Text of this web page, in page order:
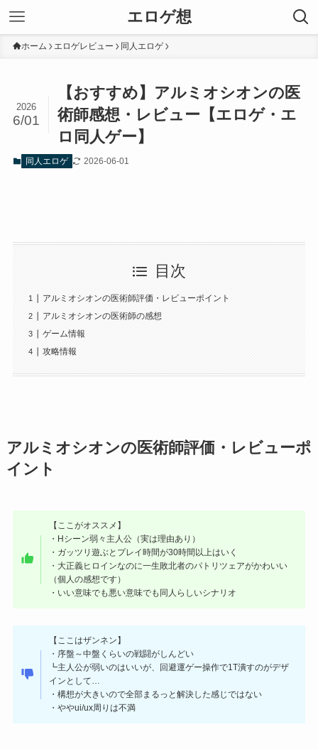
エロゲ想
ホーム エロゲレビュー 同人エロゲ
【おすすめ】アルミオシオンの医
術師感想・レビュー【エロゲ・エ
ロ同人ゲー】
2026
6/01
同人エロゲ 2026-06-01
目次
アルミオシオンの医術師評価・レビューポイント
アルミオシオンの医術師の感想
ゲーム情報
攻略情報
アルミオシオンの医術師評価・レビューポ
イント
【ここがオススメ】
・Hシーン弱々主人公（実は理由あり）
・ガッツリ遊ぶとプレイ時間が30時間以上はいく
・大正義ヒロインなのに一生敗北者のパトリツェアがかわいい
（個人の感想です）
・いい意味でも悪い意味でも同人らしいシナリオ
【ここはザンネン】
・序盤～中盤くらいの戦闘がしんどい
┗主人公が弱いのはいいが、回避運ゲー操作で1T潰すのがデザ
インとして…
・構想が大きいので全部まるっと解決した感じではない
・ややui/ux周りは不満